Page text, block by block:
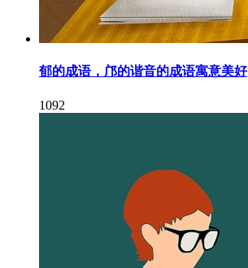
郁的成语，邝的谐音的成语寓意美好
1092